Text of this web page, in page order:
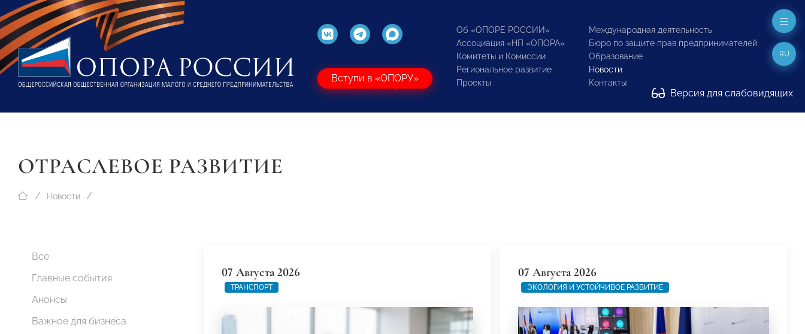
Вступи в «ОПОРУ»
Об «ОПОРЕ РОССИИ»
Ассоциация «НП «ОПОРА»
Комитеты и Комиссии
Региональное развитие
Проекты
Международная деятельность
Бюро по защите прав предпринимателей
Образование
Новости
Контакты
Версия для слабовидящих
RU
ОТРАСЛЕВОЕ РАЗВИТИЕ
Новости
Все
Главные события
Анонсы
Важное для бизнеса
07 Августа 2026
ТРАНСПОРТ
07 Августа 2026
ЭКОЛОГИЯ И УСТОЙЧИВОЕ РАЗВИТИЕ